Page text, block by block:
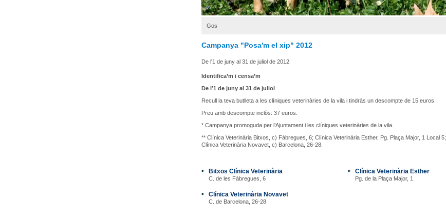
Gos
Campanya "Posa'm el xip" 2012
De l'1 de juny al 31 de juliol de 2012
Identifica’m i censa’m
De l’1 de juny al 31 de juliol
Recull la teva butlleta a les clíniques veterinàries de la vila i tindràs un descompte de 15 euros.
Preu amb descompte inclòs: 37 euros.
* Campanya promoguda per l’Ajuntament i les clíniques veterinàries de la vila.
** Clínica Veterinària Bitxos, c) Fàbregues, 6; Clínica Veterinària Esther, Pg. Plaça Major, 1 Local 5;
Clínica Veterinària Novavet, c) Barcelona, 26-28.
Bitxos Clínica Veterinària
C. de les Fàbregues, 6
Clínica Veterinària Esther
Pg. de la Plaça Major, 1
Clínica Veterinària Novavet
C. de Barcelona, 26-28